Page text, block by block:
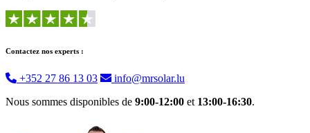
Contactez nos experts :
+352 27 86 13 03
info@mrsolar.lu
Nous sommes disponibles de 9:00-12:00 et 13:00-16:30.